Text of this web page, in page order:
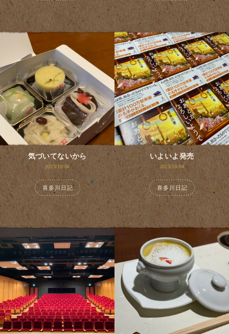
気づいてないから
2023/10/06
喜多川日記
いよいよ発売
2023/10/04
喜多川日記